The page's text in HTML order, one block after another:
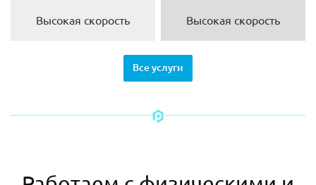
Высокая скорость
Высокая скорость
Все услуги